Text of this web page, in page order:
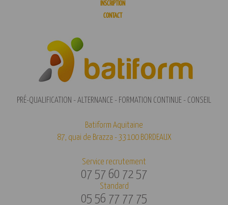
INSCRIPTION
CONTACT
PRÉ-QUALIFICATION - ALTERNANCE - FORMATION CONTINUE - CONSEIL
Batiform Aquitaine
87, quai de Brazza - 33100 BORDEAUX
Service recrutement
07 57 60 72 57
Standard
05 56 77 77 75